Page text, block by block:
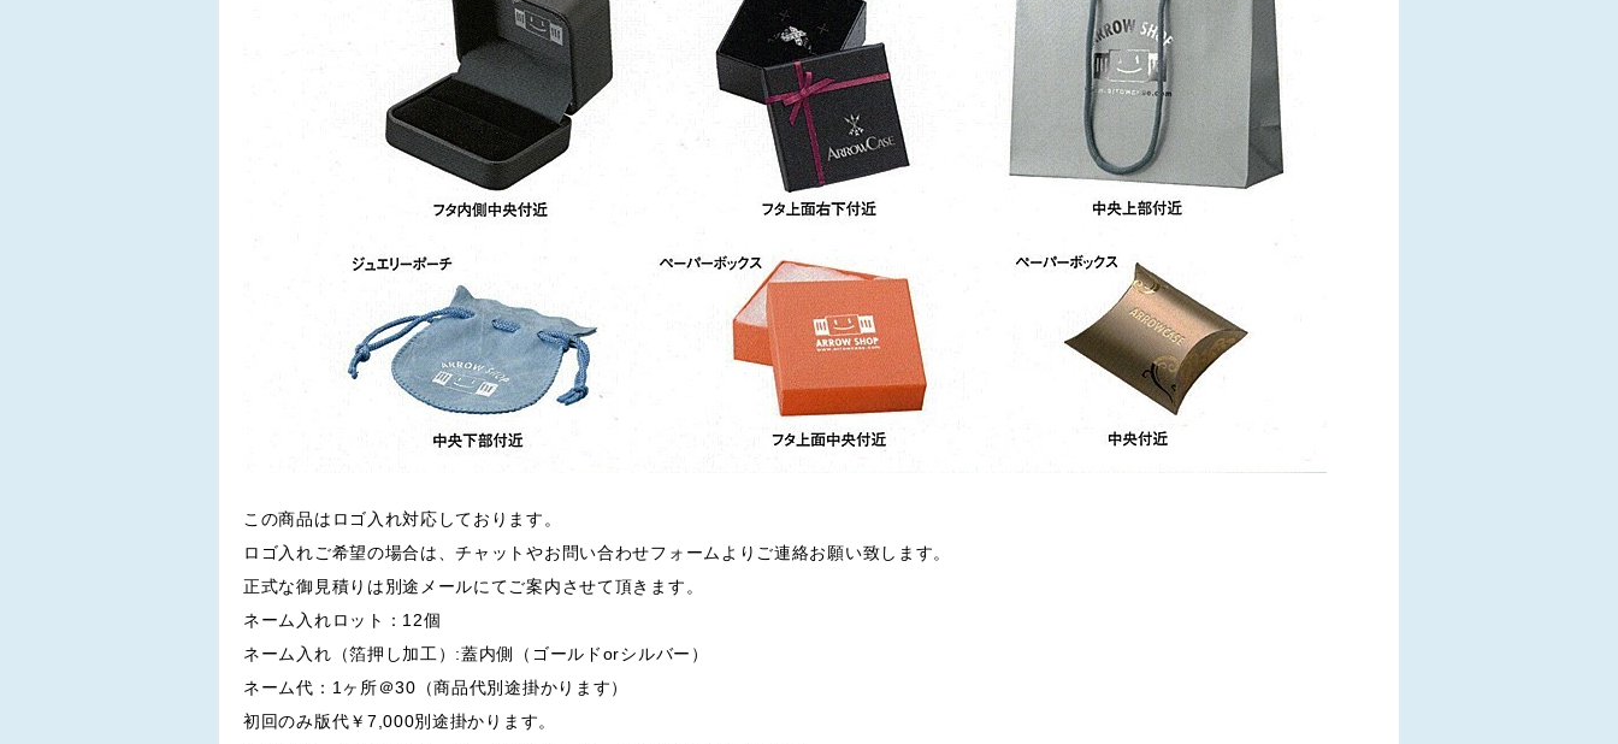
この商品はロゴ入れ対応しております。
ロゴ入れご希望の場合は、チャットやお問い合わせフォームよりご連絡お願い致します。
正式な御見積りは別途メールにてご案内させて頂きます。
ネーム入れロット：12個
ネーム入れ（箔押し加工）:蓋内側（ゴールドorシルバー）
ネーム代：1ヶ所＠30（商品代別途掛かります）
初回のみ版代￥7,000別途掛かります。